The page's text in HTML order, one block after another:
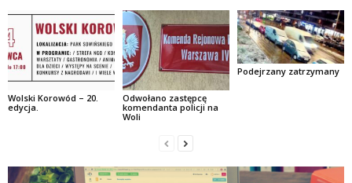
Wolski Korowód – 20.
edycja.
Odwołano zastępcę
komendanta policji na
Woli
Podejrzany zatrzymany